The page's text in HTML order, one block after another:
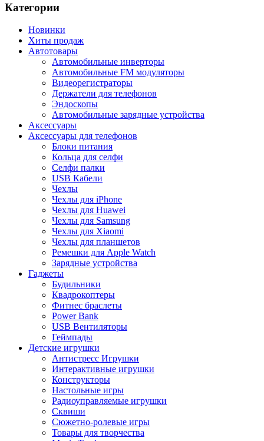
Категории
Новинки
Хиты продаж
Автотовары
Автомобильные инверторы
Автомобильные FM модуляторы
Видеорегистраторы
Держатели для телефонов
Эндоскопы
Автомобильные зарядные устройства
Аксессуары
Аксессуары для телефонов
Блоки питания
Кольца для селфи
Селфи палки
USB Кабели
Чехлы
Чехлы для iPhone
Чехлы для Huawei
Чехлы для Samsung
Чехлы для Xiaomi
Чехлы для планшетов
Ремешки для Apple Watch
Зарядные устройства
Гаджеты
Будильники
Квадрокоптеры
Фитнес браслеты
Power Bank
USB Вентиляторы
Геймпады
Детские игрушки
Антистресс Игрушки
Интерактивные игрушки
Конструкторы
Настольные игры
Радиоуправляемые игрушки
Сквиши
Сюжетно-ролевые игры
Товары для творчества